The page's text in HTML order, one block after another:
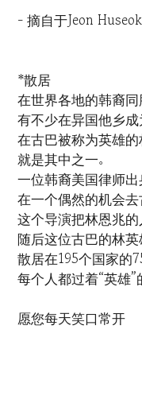
- 摘自于Jeon
*散居
在世界各地的韩裔同
有不少在异国他乡成
在古巴被称为英雄的
就是其中之一。
一位韩裔美国律师出
在一个偶然的机会去
这个导演把林恩兆的
随后这位古巴的林英
散居在195个国家的
每个人都过着“英雄”
愿您每天笑口常开